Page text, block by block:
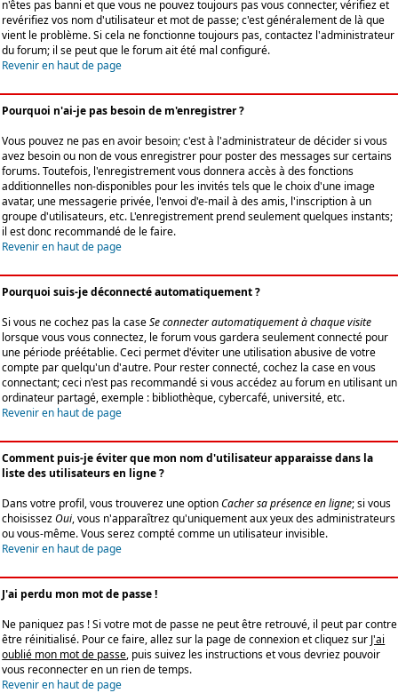
n'êtes pas banni et que vous ne pouvez toujours pas vous connecter, vérifiez et
revérifiez vos nom d'utilisateur et mot de passe; c'est généralement de là que
vient le problème. Si cela ne fonctionne toujours pas, contactez l'administrateur
du forum; il se peut que le forum ait été mal configuré.
Revenir en haut de page
Pourquoi n'ai-je pas besoin de m'enregistrer ?
Vous pouvez ne pas en avoir besoin; c'est à l'administrateur de décider si vous
avez besoin ou non de vous enregistrer pour poster des messages sur certains
forums. Toutefois, l'enregistrement vous donnera accès à des fonctions
additionnelles non-disponibles pour les invités tels que le choix d'une image
avatar, une messagerie privée, l'envoi d'e-mail à des amis, l'inscription à un
groupe d'utilisateurs, etc. L'enregistrement prend seulement quelques instants;
il est donc recommandé de le faire.
Revenir en haut de page
Pourquoi suis-je déconnecté automatiquement ?
Si vous ne cochez pas la caseSe connecter automatiquement à chaque visite
lorsque vous vous connectez, le forum vous gardera seulement connecté pour
une période préétablie. Ceci permet d'éviter une utilisation abusive de votre
compte par quelqu'un d'autre. Pour rester connecté, cochez la case en vous
connectant; ceci n'est pas recommandé si vous accédez au forum en utilisant un
ordinateur partagé, exemple : bibliothèque, cybercafé, université, etc.
Revenir en haut de page
Comment puis-je éviter que mon nom d'utilisateur apparaisse dans la
liste des utilisateurs en ligne ?
Dans votre profil, vous trouverez une optionCacher sa présence en ligne; si vous
choisissezOui, vous n'apparaîtrez qu'uniquement aux yeux des administrateurs
ou vous-même. Vous serez compté comme un utilisateur invisible.
Revenir en haut de page
J'ai perdu mon mot de passe !
Ne paniquez pas ! Si votre mot de passe ne peut être retrouvé, il peut par contre
être réinitialisé. Pour ce faire, allez sur la page de connexion et cliquez sur J'ai
oublié mon mot de passe, puis suivez les instructions et vous devriez pouvoir
vous reconnecter en un rien de temps.
Revenir en haut de page